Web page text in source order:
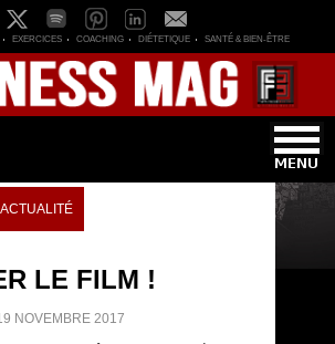
EXERCICES COACHING DIÉTETIQUE SANTÉ & BIEN-ÊTRE
LE FILM !
NOVEMBRE 2017